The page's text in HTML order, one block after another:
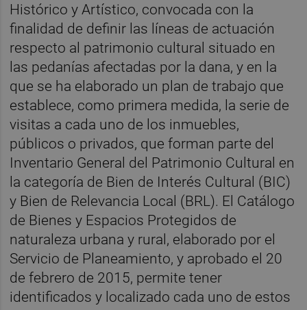
Histórico y Artístico, convocada con la
finalidad de definir las líneas de actuación
respecto al patrimonio cultural situado en
las pedanías afectadas por la dana, y en la
que se ha elaborado un plan de trabajo que
establece, como primera medida, la serie de
visitas a cada uno de los inmuebles,
públicos o privados, que forman parte del
Inventario General del Patrimonio Cultural en
la categoría de Bien de Interés Cultural (BIC)
y Bien de Relevancia Local (BRL). El Catálogo
de Bienes y Espacios Protegidos de
naturaleza urbana y rural, elaborado por el
Servicio de Planeamiento, y aprobado el 20
de febrero de 2015, permite tener
identificados y localizado cada uno de estos